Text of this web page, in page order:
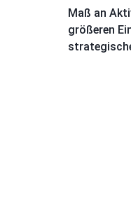
Maß an
größeren